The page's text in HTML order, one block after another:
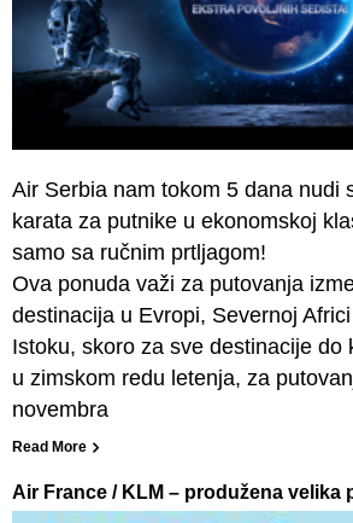
Air Serbia nam tokom 5 dana nudi
karata za putnike u ekonomskoj
samo sa ručnim prtljagom!
Ova ponuda važi za putovanja
destinacija u Evropi, Severnoj
Istoku, skoro za sve destinacije do
u zimskom redu letenja, za
novembra
Read More
Air France / KLM – produžena velika